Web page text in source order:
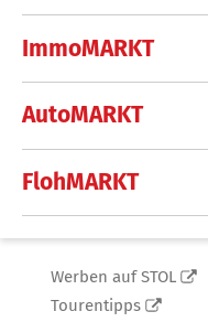
ImmoMARKT
AutoMARKT
FlohMARKT
Werben auf STOL
Tourentipps